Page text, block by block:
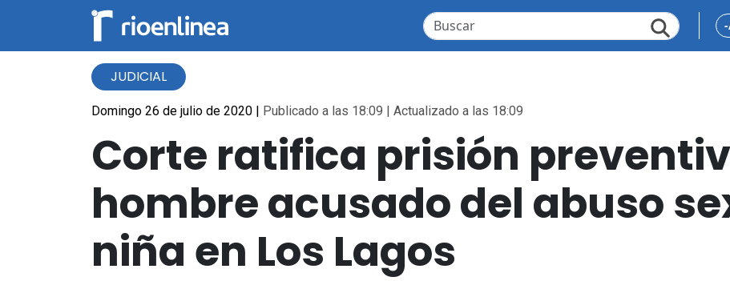
JUDICIAL
Domingo 26 de julio de 2020 | Publicado a las 18:09 | Actualizado a las 18:09
Corte ratifica prisión
hombre acusado del abuso
niña en Los Lagos